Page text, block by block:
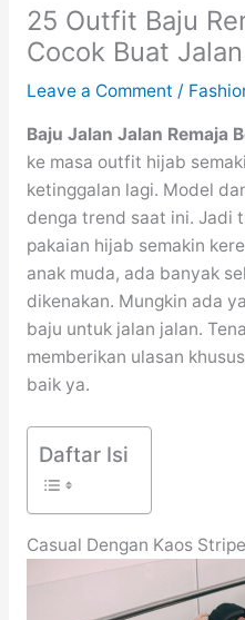
25 Outfit Baju
Cocok Buat
Leave a Comment /
Baju Jalan Jalan Remaja
ke masa outfit hijab
ketinggalan lagi. Model
denga trend saat ini. Jadi
pakaian hijab semakin
anak muda, ada banyak
dikenakan. Mungkin ada
baju untuk jalan jalan.
memberikan ulasan
baik ya.
Daftar Isi
Casual Dengan Kaos